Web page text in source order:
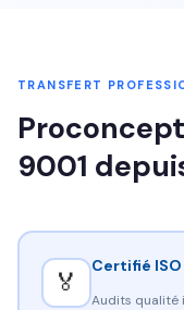
TRANSFERT
9001
🏅
Certifié ISO
Audits qualité